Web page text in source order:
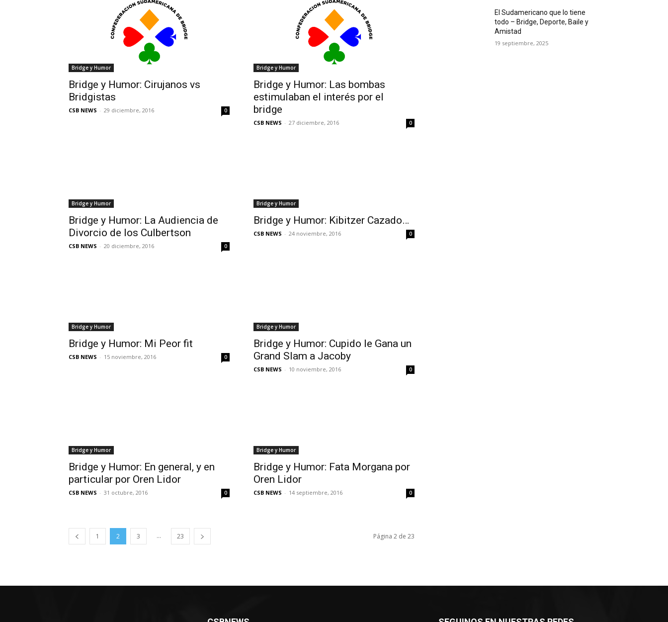
Bridge y Humor
Bridge y Humor: Cirujanos vs
Bridgistas
CSB NEWS - 29 diciembre, 2016 0
Bridge y Humor
Bridge y Humor: Las bombas
estimulaban el interés por el
bridge
CSB NEWS - 27 diciembre, 2016 0
Bridge y Humor
Bridge y Humor: La Audiencia de
Divorcio de los Culbertson
CSB NEWS - 20 diciembre, 2016 0
Bridge y Humor
Bridge y Humor: Kibitzer Cazado…
CSB NEWS - 24 noviembre, 2016 0
Bridge y Humor
Bridge y Humor: Mi Peor fit
CSB NEWS - 15 noviembre, 2016 0
Bridge y Humor
Bridge y Humor: Cupido le Gana un
Grand Slam a Jacoby
CSB NEWS - 10 noviembre, 2016 0
Bridge y Humor
Bridge y Humor: En general, y en
particular por Oren Lidor
CSB NEWS - 31 octubre, 2016 0
Bridge y Humor
Bridge y Humor: Fata Morgana por
Oren Lidor
CSB NEWS - 14 septiembre, 2016 0
1 2 3 ... 23 Página 2 de 23
El Sudamericano que lo tiene
todo – Bridge, Deporte, Baile y
Amistad
19 septiembre, 2025